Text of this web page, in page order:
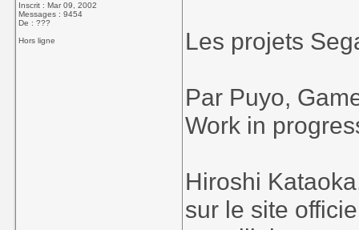
Inscrit : Mar 09, 2002
Messages : 9454
De : ???
Hors ligne
Les projets
Par Puyo,
Work in
Hiroshi
sur le site